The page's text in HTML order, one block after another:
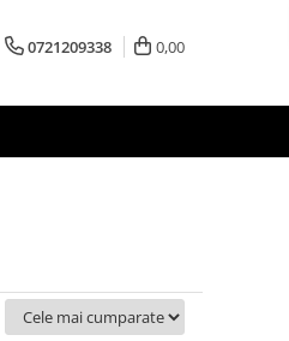
0721209338 0,00